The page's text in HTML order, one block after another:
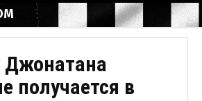
Джонатана
получается в